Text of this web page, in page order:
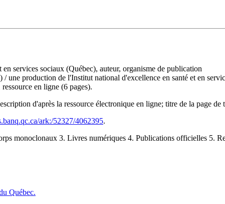
services sociaux (Québec), auteur, organisme de publication
/ une production de l'Institut national d'excellence en santé et en
en ligne (6 pages).
d'après la ressource électronique en ligne; titre de la page
ark:/52327/4062395.
monoclonaux 3. Livres numériques 4. Publications officielles 5.